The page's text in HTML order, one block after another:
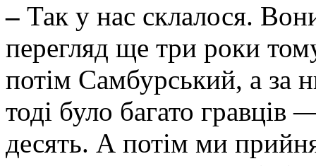
– Так у нас склалося.
перегляд ще три роки
потім Самбурський, а за
тоді було багато гравців
десять. А потім ми